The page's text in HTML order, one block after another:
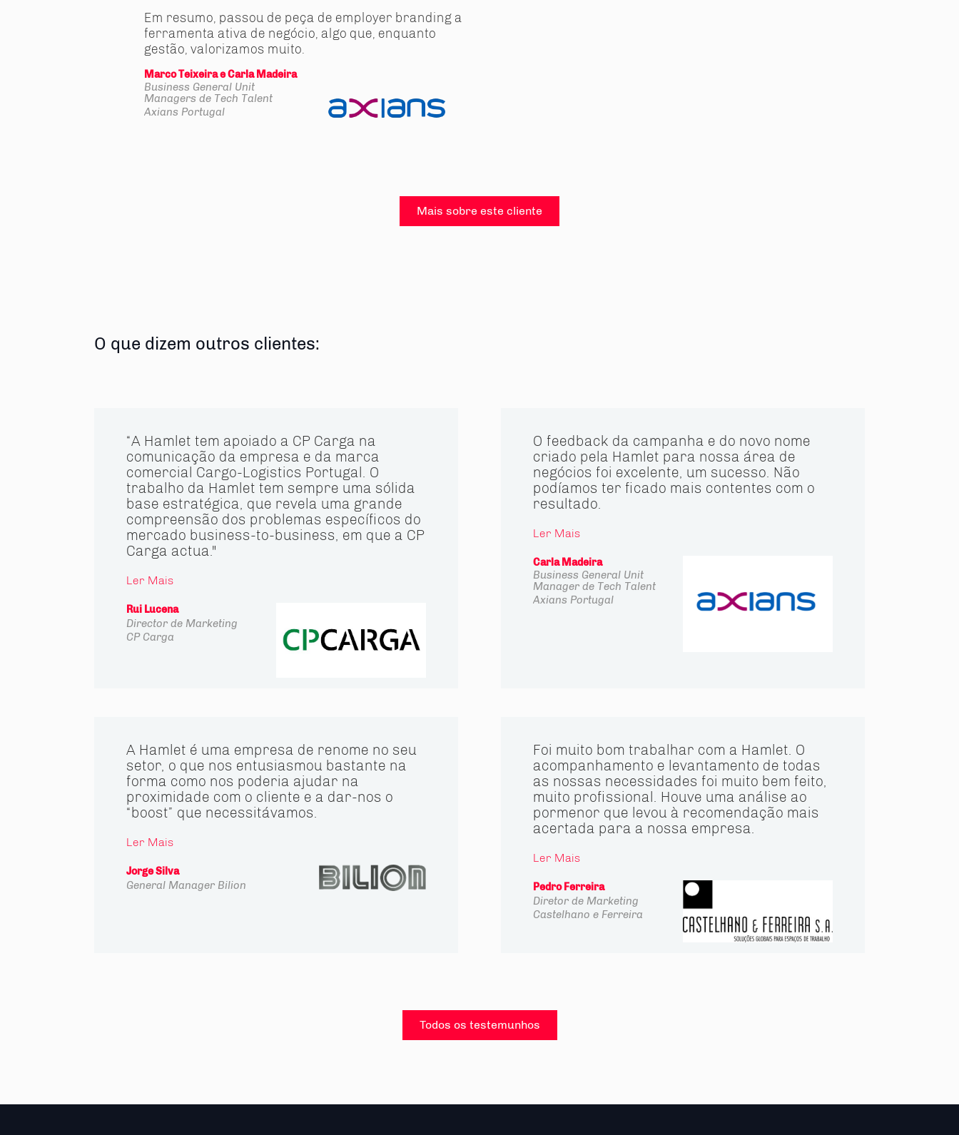
Em resumo, passou de peça de employer branding a
ferramenta ativa de negócio, algo que, enquanto
gestão, valorizamos muito.
Marco Teixeira e Carla Madeira
Business General Unit
Managers de Tech Talent
Axians Portugal
Mais sobre este cliente
O que dizem outros clientes:
“A Hamlet tem apoiado a CP Carga na
comunicação da empresa e da marca
comercial Cargo-Logistics Portugal. O
trabalho da Hamlet tem sempre uma sólida
base estratégica, que revela uma grande
compreensão dos problemas específicos do
mercado business-to-business, em que a CP
Carga actua."
Ler Mais
Rui Lucena
Director de Marketing
CP Carga
O feedback da campanha e do novo nome
criado pela Hamlet para nossa área de
negócios foi excelente, um sucesso. Não
podíamos ter ficado mais contentes com o
resultado.
Ler Mais
Carla Madeira
Business General Unit
Manager de Tech Talent
Axians Portugal
A Hamlet é uma empresa de renome no seu
setor, o que nos entusiasmou bastante na
forma como nos poderia ajudar na
proximidade com o cliente e a dar-nos o
“boost” que necessitávamos.
Ler Mais
Jorge Silva
General Manager Bilion
Foi muito bom trabalhar com a Hamlet. O
acompanhamento e levantamento de todas
as nossas necessidades foi muito bem feito,
muito profissional. Houve uma análise ao
pormenor que levou à recomendação mais
acertada para a nossa empresa.
Ler Mais
Pedro Ferreira
Diretor de Marketing
Castelhano e Ferreira
Todos os testemunhos